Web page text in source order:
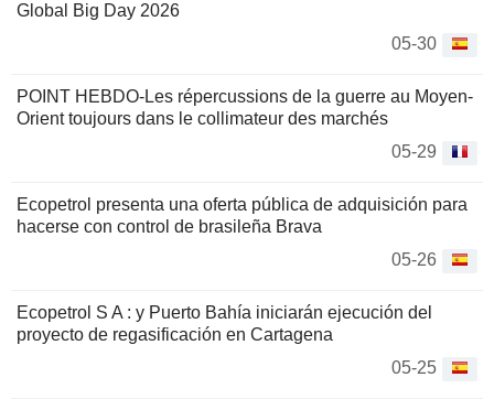
Global Big Day 2026
05-30
POINT HEBDO-Les répercussions de la guerre au Moyen-
Orient toujours dans le collimateur des marchés
05-29
Ecopetrol presenta una oferta pública de adquisición para
hacerse con control de brasileña Brava
05-26
Ecopetrol S A : y Puerto Bahía iniciarán ejecución del
proyecto de regasificación en Cartagena
05-25